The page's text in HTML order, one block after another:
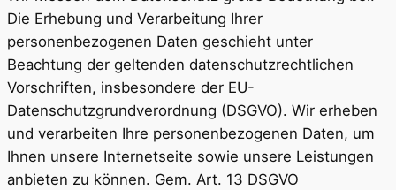
Die Erhebung und Verarbeitung Ihrer
personenbezogenen Daten geschieht unter
Beachtung der geltenden datenschutzrechtlichen
Vorschriften, insbesondere der EU-
Datenschutzgrundverordnung (DSGVO). Wir erheben
und verarbeiten Ihre personenbezogenen Daten, um
Ihnen unsere Internetseite sowie unsere Leistungen
anbieten zu können. Gem. Art. 13 DSGVO